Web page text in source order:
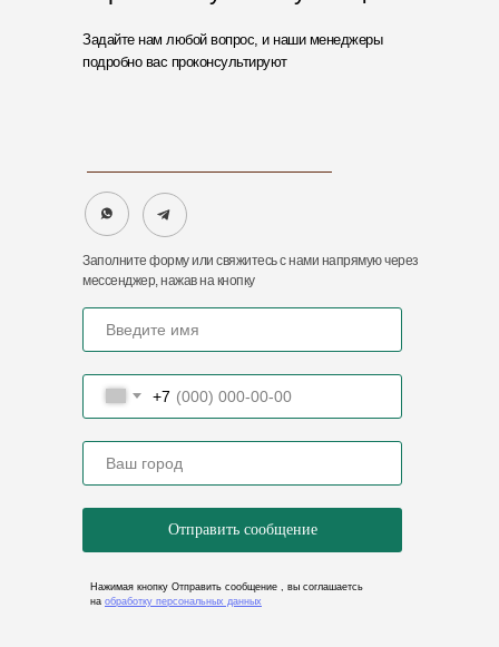
Задайте нам любой вопрос, и наши менеджеры
подробно вас проконсультируют
Нажимая кнопку Отправить сообщение , вы соглашаетсь
на обработку персональных данных
+7
Отправить сообщение
Заполните форму или свяжитесь с нами напрямую через
мессенджер, нажав на кнопку
440068, Пензенская обл., г.
Пенза, ул. Рябова, 2А
ООО «ФОТОН»
ОГРН 1235800007717
Контактный Email